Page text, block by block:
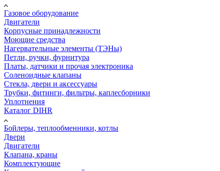
Газовое оборудование
Двигатели
Корпусные принадлежности
Моющие средства
Нагервательные элементы (ТЭНы)
Петли, ручки, фурнитура
Платы, датчики и прочая электроника
Соленоидные клапаны
Стекла, двери и аксессуары
Трубки, фитинги, фильтры, каплесборники
Уплотнения
Каталог DIHR
Бойлеры, теплообменники, котлы
Двери
Двигатели
Клапана, краны
Комплектующие